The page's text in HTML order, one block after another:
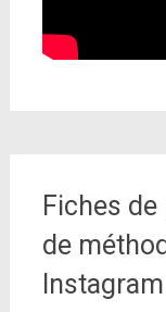
Fiches
de
Instagram